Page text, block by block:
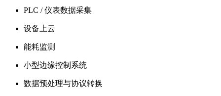
PLC / 仪表数据采集
设备上云
能耗监测
小型边缘控制系统
数据预处理与协议转换